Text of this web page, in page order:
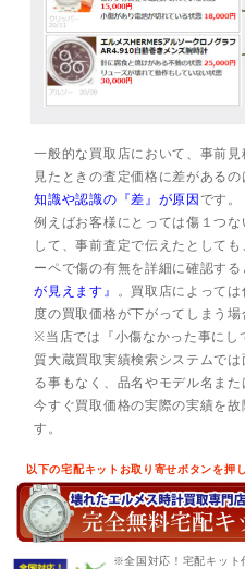
一般的な買取店において、事前
見たときの査定価格に差があるの
知識や認識の『差』が原因です。
例えばお客様にとっては傷１つ
して、事前査定で伝えたとして
ーペで傷の有無を詳細に確認する
が見えます』
。買取店によって
度の買取価格が下がってしまう場
※当店では『小傷なかった事にし
質大蔵買取実績検索システムで
る事もなく、品名やモデル名ま
今すぐ買取価格の実際の実績を
す。
以下の宅配キットお取り寄せボタンを押
※全国対応！宅配キット